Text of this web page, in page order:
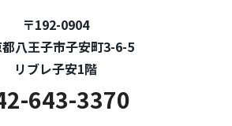
〒192-0904
八王子市子安町3-6-5
リブレ子安1階
643-3370